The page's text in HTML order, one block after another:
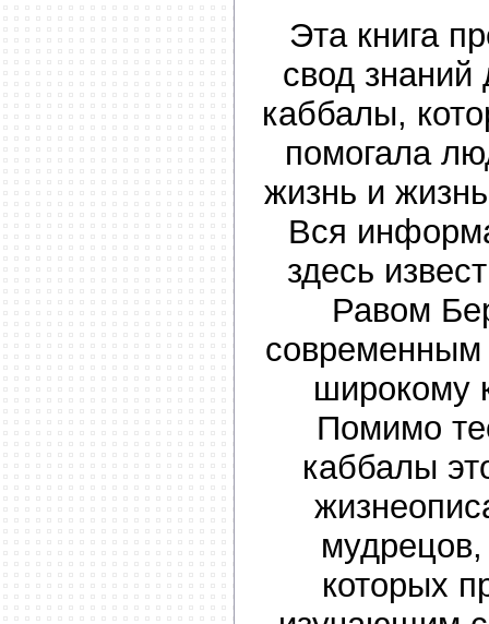
Эта книга
свод знаний
каббалы,
помогала
жизнь и
Вся
здесь
Равом
современным
широкому
Помимо
каббалы
которых